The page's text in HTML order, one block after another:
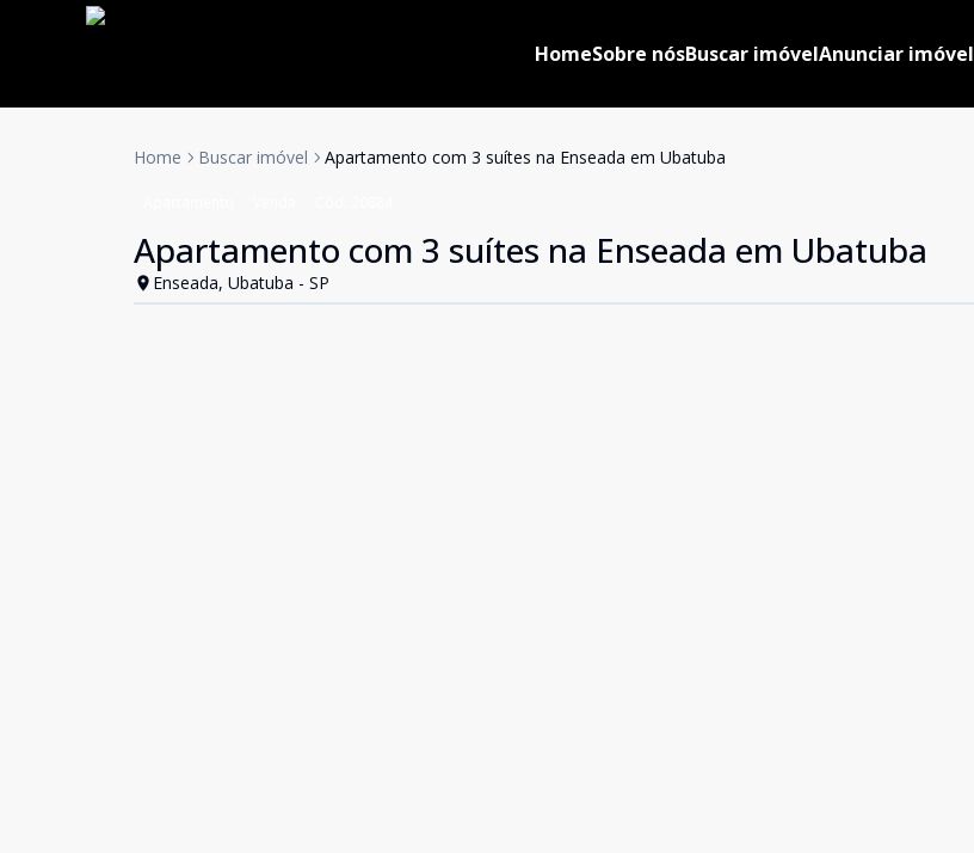
HomeSobre nósBuscar imóvelAnunciar imóvel
Home Buscar imóvel Apartamento com 3 suítes na Enseada em Ubatuba
Apartamento com 3 suítes na Enseada em Ubatuba
Enseada, Ubatuba - SP